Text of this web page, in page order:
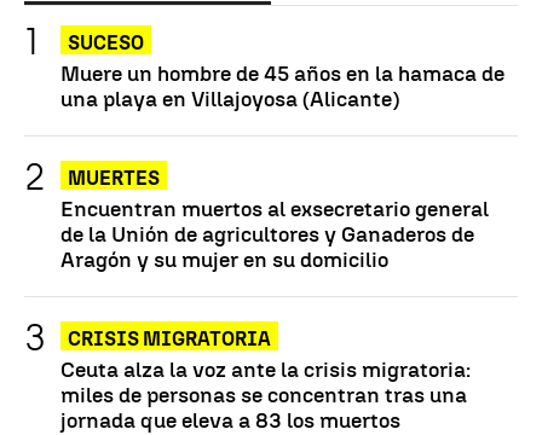
SUCESO
Muere un hombre de 45 años en la hamaca de
una playa en Villajoyosa (Alicante)
MUERTES
Encuentran muertos al exsecretario general
de la Unión de agricultores y Ganaderos de
Aragón y su mujer en su domicilio
CRISIS MIGRATORIA
Ceuta alza la voz ante la crisis migratoria:
miles de personas se concentran tras una
jornada que eleva a 83 los muertos